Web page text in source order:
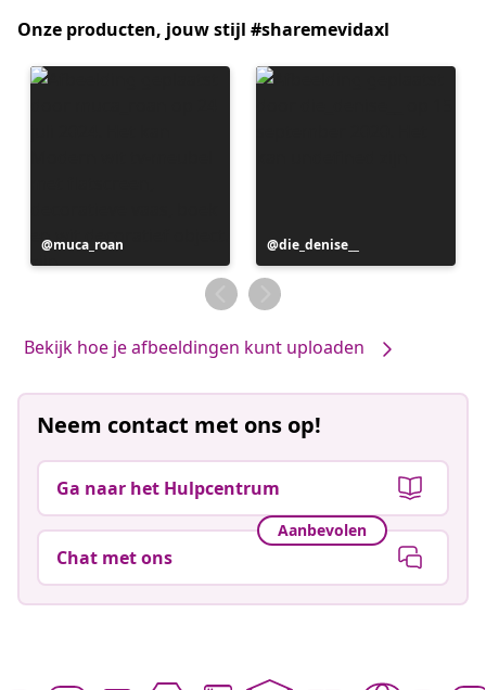
Onze producten, jouw stijl #sharemevidaxl
Bericht
gepubliceerd
muca_roan
Bericht
gepubliceerd
door
die_denise__
Bekijk hoe je afbeeldingen kunt uploaden
Neem contact met ons op!
Ga naar het Hulpcentrum
Aanbevolen
Chat met ons